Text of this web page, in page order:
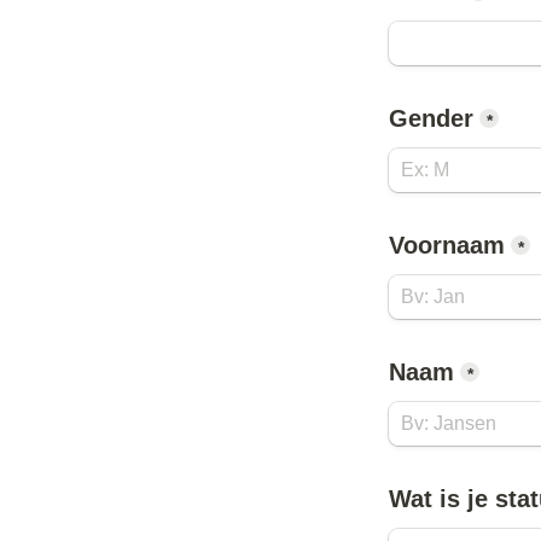
Gender *
Voornaam *
Naam *